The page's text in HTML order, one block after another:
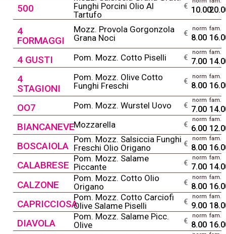
500 @Funghi Porcini Olio Al
Tartufo
€ 10.00
4
FORMAGGI
@Mozz. Provola Gorgonzola
Grana Noci
€
norm
8.00
fam.
4 GUSTI @Pom. Mozz. Cotto Piselli €
norm
7.00
fam.
4
STAGIONI
@Pom. Mozz. Olive Cotto
Funghi Freschi
€
norm
8.00
fam.
OO7 @Pom. Mozz. Wurstel Uovo €
norm
7.00
fam.
BIANCANEVE
@Mozzarella €
norm
6.00
fam.
BOSCAIOLA @Pom. Mozz. Salsiccia Funghi
Freschi Olio Origano
€
norm
8.00
fam.
CALABRESE@Pom. Mozz. Salame
Piccante
€
norm
7.00
fam.
CALZONE @Pom. Mozz. Cotto Olio
Origano
€
norm
8.00
fam.
CAPRICCIOSA
@Pom. Mozz. Cotto Carciofi
Olive Salame Piselli
€
norm
9.00
fam.
DIAVOLA @Pom. Mozz. Salame Picc.
Olive
€
norm
8.00
fam.